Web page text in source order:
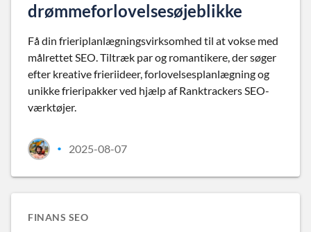
drømmeforlovelsesøjeblikke
Få din frieriplanlægningsvirksomhed til at vokse med
målrettet SEO. Tiltræk par og romantikere, der søger
efter kreative frieriideer, forlovelsesplanlægning og
unikke frieripakker ved hjælp af Ranktrackers SEO-
værktøjer.
• 2025-08-07
FINANS SEO